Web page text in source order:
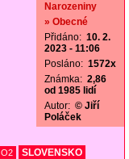
Narozeniny
» Obecné
Přidáno: 10. 2.
2023 - 11:06
Posláno: 1572x
Známka: 2,86
od 1985 lidí
Autor: © Jiří
Poláček
O2
SLOVENSKO